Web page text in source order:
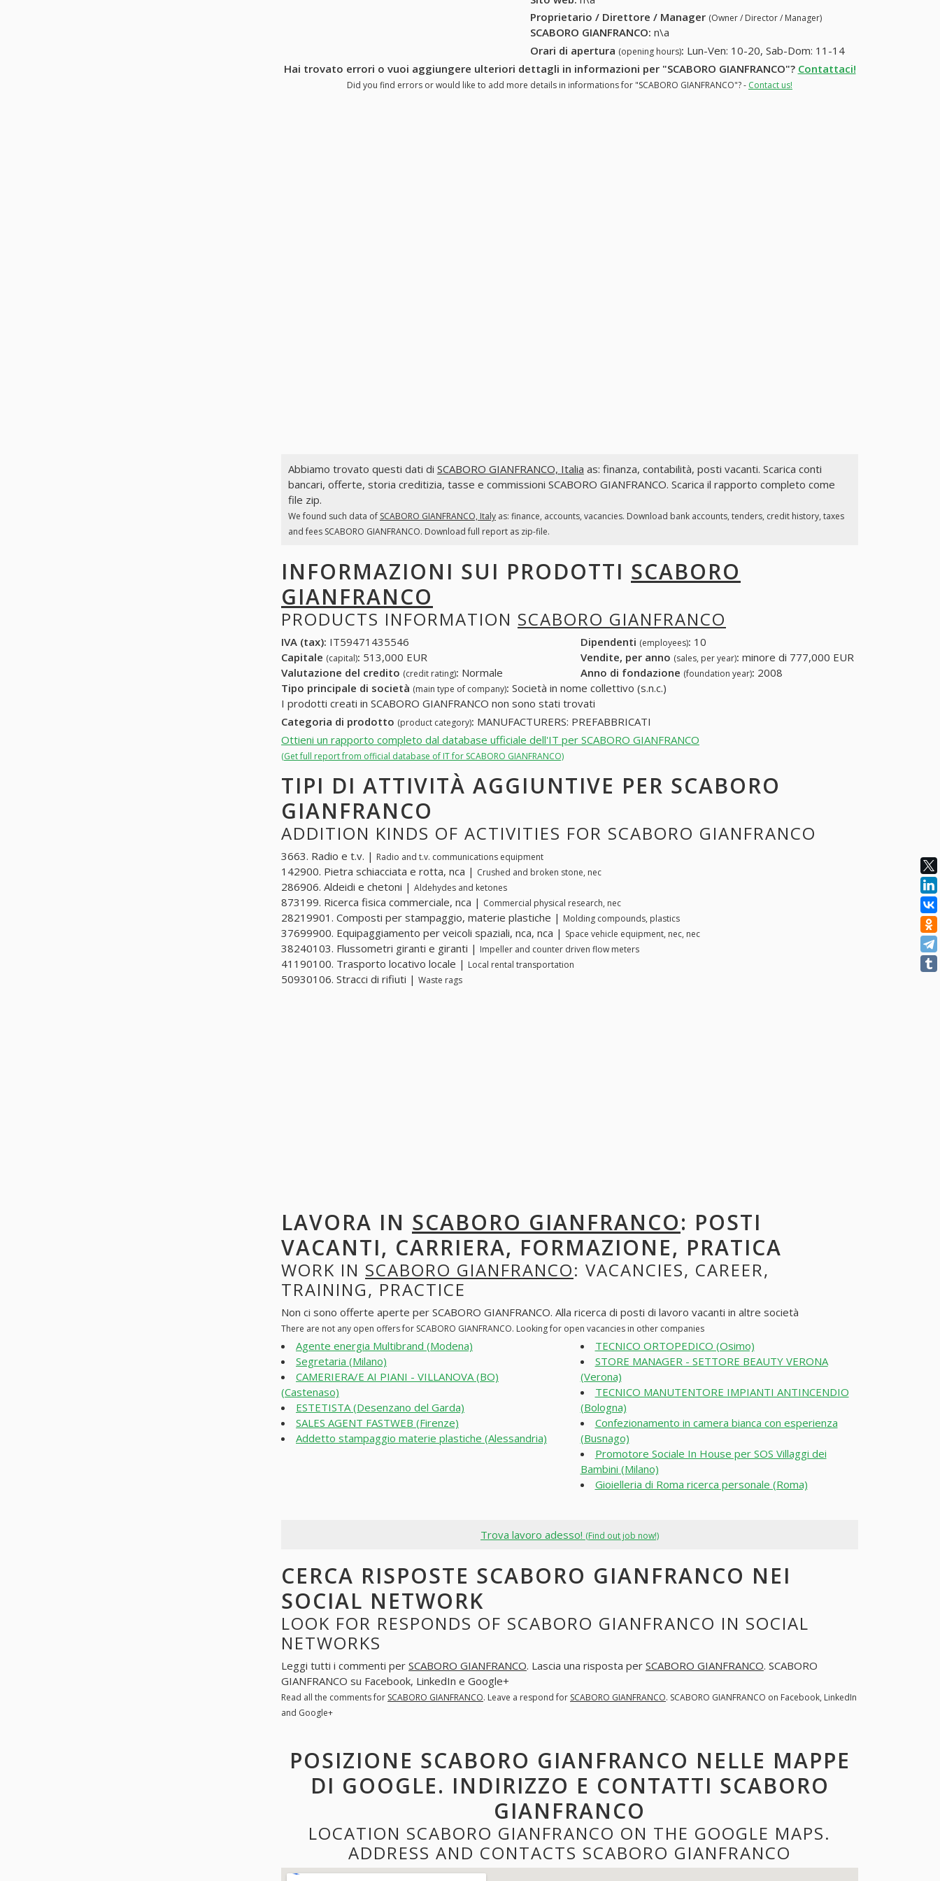
Proprietario / Direttore / Manager (Owner / Director / Manager)
SCABORO GIANFRANCO: n\a
Orari di apertura (opening hours): Lun-Ven: 10-20, Sab-Dom: 11-14
Hai trovato errori o vuoi aggiungere ulteriori dettagli in informazioni per "SCABORO GIANFRANCO"? Contattaci!
Did you find errors or would like to add more details in informations for "SCABORO GIANFRANCO"? - Contact us!
Abbiamo trovato questi dati di SCABORO GIANFRANCO, Italia as: finanza, contabilità, posti vacanti. Scarica conti
bancari, offerte, storia creditizia, tasse e commissioni SCABORO GIANFRANCO. Scarica il rapporto completo come
file zip.
We found such data of SCABORO GIANFRANCO, Italyas: finance, accounts, vacancies. Download bank accounts, tenders, credit history, taxes
and fees SCABORO GIANFRANCO. Download full report as zip-file.
INFORMAZIONI SUI PRODOTTI SCABORO
GIANFRANCO
PRODUCTS INFORMATION SCABORO GIANFRANCO
IVA (tax): IT59471435546 Dipendenti (employees): 10
Capitale (capital): 513,000 EUR Vendite, per anno (sales, per year): minore di 777,000 EUR
Valutazione del credito (credit rating): Normale Anno di fondazione (foundation year): 2008
Tipo principale di società (main type of company): Società in nome collettivo (s.n.c.)
I prodotti creati in SCABORO GIANFRANCO non sono stati trovati
Categoria di prodotto (product category): MANUFACTURERS: PREFABBRICATI
Ottieni un rapporto completo dal database ufficiale dell'IT per SCABORO GIANFRANCO
(Get full report from official database of IT for SCABORO GIANFRANCO)
TIPI DI ATTIVITÀ AGGIUNTIVE PER SCABORO
GIANFRANCO
ADDITION KINDS OF ACTIVITIES FOR SCABORO GIANFRANCO
3663. Radio e t.v. | Radio and t.v. communications equipment
142900. Pietra schiacciata e rotta, nca | Crushed and broken stone, nec
286906. Aldeidi e chetoni | Aldehydes and ketones
873199. Ricerca fisica commerciale, nca | Commercial physical research, nec
28219901. Composti per stampaggio, materie plastiche | Molding compounds, plastics
37699900. Equipaggiamento per veicoli spaziali, nca, nca | Space vehicle equipment, nec, nec
38240103. Flussometri giranti e giranti | Impeller and counter driven flow meters
41190100. Trasporto locativo locale | Local rental transportation
50930106. Stracci di rifiuti | Waste rags
LAVORA IN SCABORO GIANFRANCO: POSTI
VACANTI, CARRIERA, FORMAZIONE, PRATICA
WORK IN SCABORO GIANFRANCO: VACANCIES, CAREER,
TRAINING, PRACTICE
Non ci sono offerte aperte per SCABORO GIANFRANCO. Alla ricerca di posti di lavoro vacanti in altre società
There are not any open offers for SCABORO GIANFRANCO. Looking for open vacancies in other companies
Agente energia Multibrand (Modena)
Segretaria (Milano)
CAMERIERA/E AI PIANI - VILLANOVA (BO)
(Castenaso)
ESTETISTA (Desenzano del Garda)
SALES AGENT FASTWEB (Firenze)
Addetto stampaggio materie plastiche (Alessandria)
TECNICO ORTOPEDICO (Osimo)
STORE MANAGER - SETTORE BEAUTY VERONA
(Verona)
TECNICO MANUTENTORE IMPIANTI ANTINCENDIO
(Bologna)
Confezionamento in camera bianca con esperienza
(Busnago)
Promotore Sociale In House per SOS Villaggi dei
Bambini (Milano)
Gioielleria di Roma ricerca personale (Roma)
Trova lavoro adesso! (Find out job now!)
CERCA RISPOSTE SCABORO GIANFRANCO NEI
SOCIAL NETWORK
LOOK FOR RESPONDS OF SCABORO GIANFRANCO IN SOCIAL
NETWORKS
Leggi tutti i commenti per SCABORO GIANFRANCO. Lascia una risposta per SCABORO GIANFRANCO. SCABORO
GIANFRANCO su Facebook, LinkedIn e Google+
Read all the comments for SCABORO GIANFRANCO. Leave a respond for SCABORO GIANFRANCO. SCABORO GIANFRANCO on Facebook, LinkedIn
and Google+
POSIZIONE SCABORO GIANFRANCO NELLE MAPPE
DI GOOGLE. INDIRIZZO E CONTATTI SCABORO
GIANFRANCO
LOCATION SCABORO GIANFRANCO ON THE GOOGLE MAPS.
ADDRESS AND CONTACTS SCABORO GIANFRANCO